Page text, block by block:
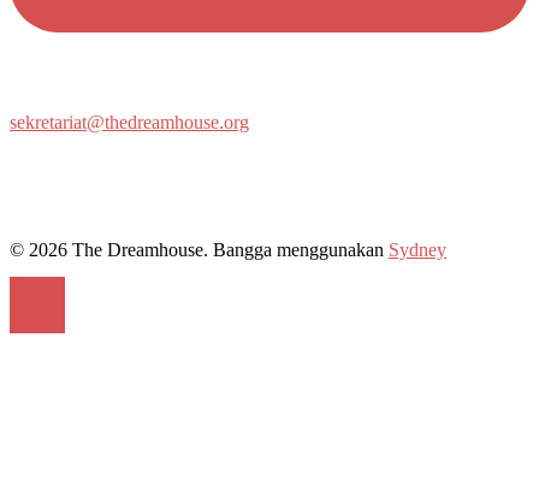
sekretariat@thedreamhouse.org
© 2026 The Dreamhouse. Bangga menggunakan Sydney